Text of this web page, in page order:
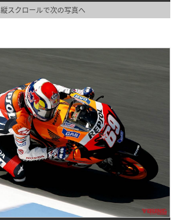
縦スクロールで次の写真へ